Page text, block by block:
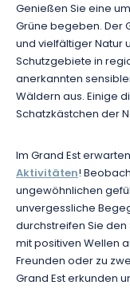
Genießen Sie eine
Grüne begeben. Der
und vielfältiger Natur
Schutzgebiete in
anerkannten
Wäldern aus. Einige
Schatzkästchen der
Im Grand Est
Aktivitäten!
ungewöhnlichen
unvergessliche
durchstreifen Sie
mit positiven Wellen
Freunden oder zu
Grand Est erkunden